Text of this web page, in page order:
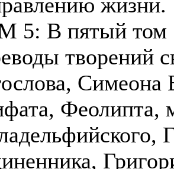
5: В пятый том
творений
Симеона
Феолипта,